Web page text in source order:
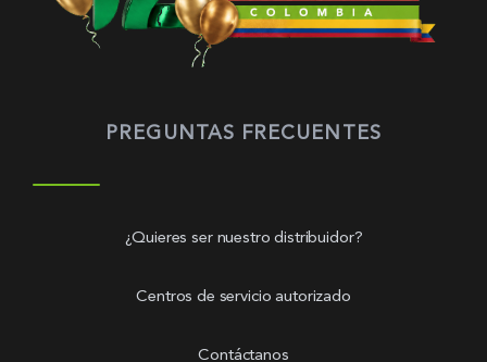
PREGUNTAS FRECUENTES
¿Quieres ser nuestro distribuidor?
Centros de servicio autorizado
Contáctanos